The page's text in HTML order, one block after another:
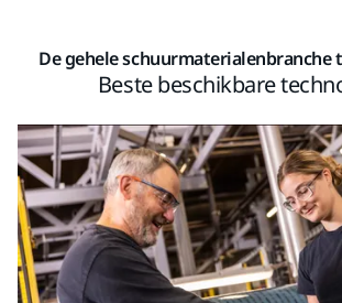
De gehele schuurmaterialenbranche
Beste beschikbare